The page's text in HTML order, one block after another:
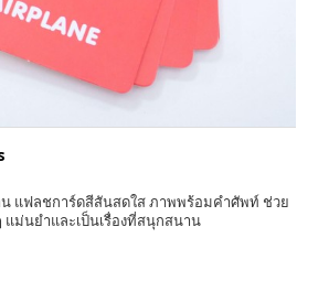
แฟลชการ์ดสีสันสดใส ภาพพร้อมคำศัพท์ ช่วย
แม่นยำและเป็นเรื่องที่สนุกสนาน